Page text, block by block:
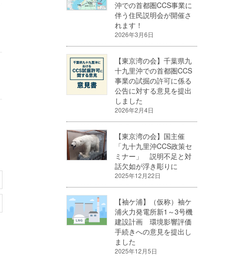
沖での首都圏CCS事業に
伴う住民説明会が開催さ
れます！
2026年3月6日
【東京湾の会】千葉県九
十九里沖での首都圏CCS
事業の試掘の許可に係る
公告に対する意見を提出
しました
2026年2月4日
【東京湾の会】国主催
「九十九里沖CCS政策セ
ミナー」 説明不足と対
話欠如が浮き彫りに
2025年12月22日
【袖ケ浦】（仮称）袖ケ
浦火力発電所新1～3号機
建設計画 環境影響評価
手続きへの意見を提出し
ました
2025年12月5日